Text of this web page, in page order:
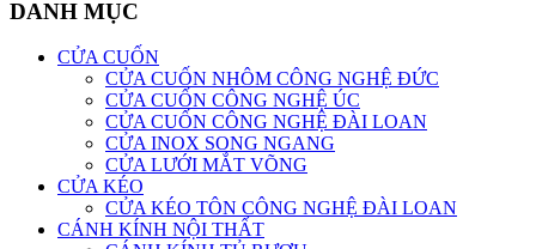
DANH MỤC
CỬA CUỐN
CỬA CUỐN NHÔM CÔNG NGHỆ ĐỨC
CỬA CUỐN CÔNG NGHỆ ÚC
CỬA CUỐN CÔNG NGHỆ ĐÀI LOAN
CỬA INOX SONG NGANG
CỬA LƯỚI MẮT VÕNG
CỬA KÉO
CỬA KÉO TÔN CÔNG NGHỆ ĐÀI LOAN
CÁNH KÍNH NỘI THẤT